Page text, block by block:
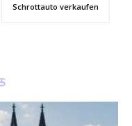
Schrottauto verkaufen